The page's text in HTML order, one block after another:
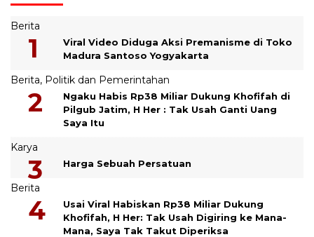
Berita
Viral Video Diduga Aksi Premanisme di Toko
Madura Santoso Yogyakarta
Berita, Politik dan Pemerintahan
Ngaku Habis Rp38 Miliar Dukung Khofifah di
Pilgub Jatim, H Her : Tak Usah Ganti Uang
Saya Itu
Karya
Harga Sebuah Persatuan
Berita
Usai Viral Habiskan Rp38 Miliar Dukung
Khofifah, H Her: Tak Usah Digiring ke Mana-
Mana, Saya Tak Takut Diperiksa